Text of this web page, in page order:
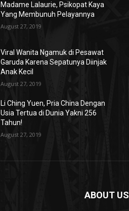
Madame Lalaurie, Psikopat Kaya
Yang Membunuh Pelayannya
August 27, 2019
Viral Wanita Ngamuk di Pesawat
Garuda Karena Sepatunya Diinjak
Anak Kecil
August 27, 2019
Li Ching Yuen, Pria China Dengan
Usia Tertua di Dunia Yakni 256
Tahun!
August 27, 2019
ABOUT US